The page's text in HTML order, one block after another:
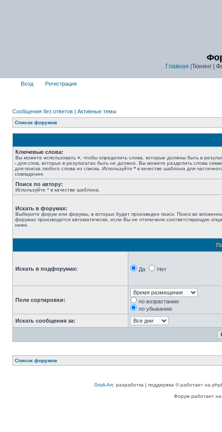
Главная |Тюнинг |
Вход Регистрация
Сообщения без ответов | Активные темы
Список форумов
Ключевые слова:
Вы можете использовать + , чтобы определить слова, которые должны быть в
- для слов, которых в результатах быть не должно. Вы можете разделить слова
для поиска любого слова из списка. Используйте * в качестве шаблона для
совпадения.
Поиск по автору:
Используйте * в качестве шаблона.
Искать в форумах:
Выберите форум или форумы, в которых будет произведен поиск. Поиск во
форумах производится автоматически, если Вы не отключили соответствующую
ниже.
Искать в подфорумах: Да Нет
Поле сортировки:
по возрастанию
по убыванию
Искать сообщения за:
Список форумов
Grizli-Art: разработка | поддержка © работает на
Форум работает